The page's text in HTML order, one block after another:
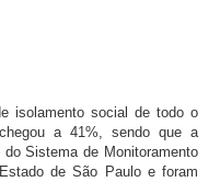
isolamento social de todo o
a 41%, sendo que a
Sistema de Monitoramento
de São Paulo e foram